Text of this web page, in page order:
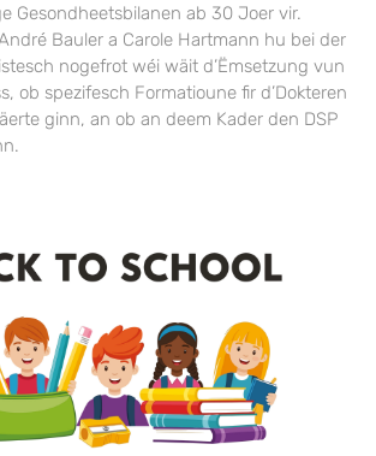
Gesondheetsbilanen ab 30 Joer vir.
Bauler a Carole Hartmann hu bei der
nogefrot wéi wäit d’Ëmsetzung vun
ob spezifesch Formatioune fir d’Dokteren
ginn, an ob an deem Kader den DSP